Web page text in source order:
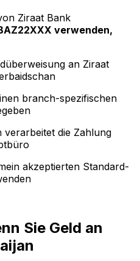
Ziraat Bank
verwenden,
an Ziraat
branch-spezifischen
verarbeitet die Zahlung
akzeptierten Standard-
Sie Geld an